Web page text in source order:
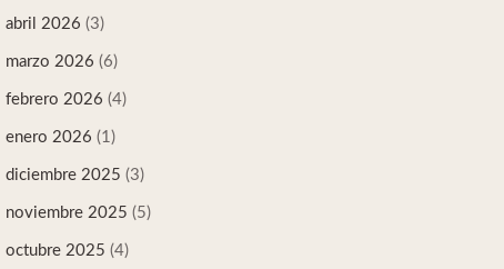
abril 2026 (3)
marzo 2026 (6)
febrero 2026 (4)
enero 2026 (1)
diciembre 2025 (3)
noviembre 2025 (5)
octubre 2025 (4)